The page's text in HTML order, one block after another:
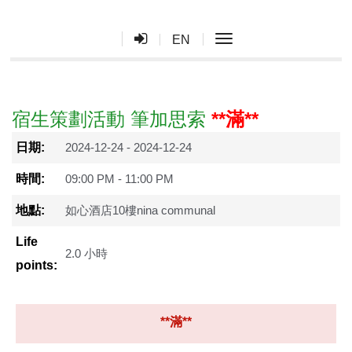
EN toggle navigation
宿生策劃活動 筆加思索 **滿**
日期: 2024-12-24 - 2024-12-24
時間: 09:00 PM - 11:00 PM
地點: 如心酒店10樓nina communal
Life
points:
2.0 小時
**滿**